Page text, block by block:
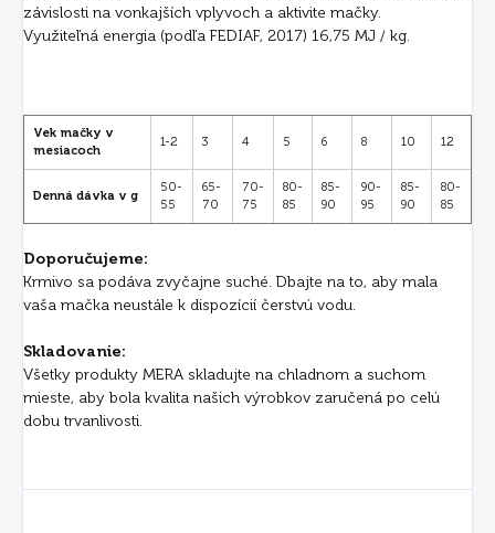
závislosti na vonkajších vplyvoch a aktivite mačky.
Využiteľná energia (podľa FEDIAF, 2017) 16,75 MJ / kg.
Vek mačky v
mesiacoch
1-2 3 4 5 6 8 10 12
Denná dávka v g
50-
55
65-
70
70-
75
80-
85
85-
90
90-
95
85-
90
80-
85
Doporučujeme:
Krmivo sa podáva zvyčajne suché. Dbajte na to, aby mala
vaša mačka neustále k dispozícií čerstvú vodu.
Skladovanie:
Všetky produkty MERA skladujte na chladnom a suchom
mieste, aby bola kvalita našich výrobkov zaručená po celú
dobu trvanlivosti.